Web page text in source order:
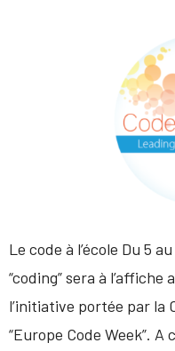
Le code à l’école Du 5
“coding” sera à
l’initiative portée par la
“Europe Code Week”.